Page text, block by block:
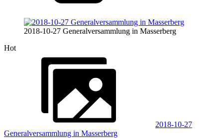
2018-10-27 Generalversammlung in Masserberg
Hot
2018-10-27
Generalversammlung in Masserberg